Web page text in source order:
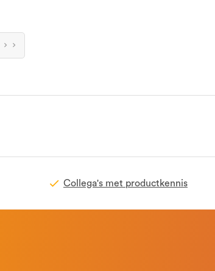
Collega's met productkennis